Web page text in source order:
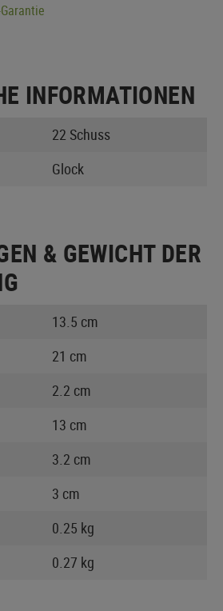
INFORMATIONEN
22 Schuss
Glock
& GEWICHT DER
13.5 cm
21 cm
2.2 cm
13 cm
3.2 cm
3 cm
0.25 kg
0.27 kg